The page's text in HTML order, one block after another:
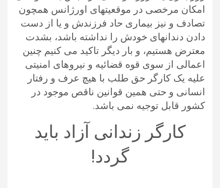
امکان مرخصی در موقعیتهای اورژانس همچون
تصادف و نیز بیماری حاد فرزندش و یا از دست
دادن دندانهای خودش را نداشته باشد، بشدت
معترض هستیم، و بار دیگر تاکید می کنیم چنین
اعمالی از سوی قوه قضائیه و نیروهای امنیتی
علیه یک‌ کارگر حق طلب با هیچ عرف و رفتار
انسانی و‌ حتی همین قوانین ناقص موجود در
کشور قابل توجیه نمی باشد.
کارگر زندانی آزاد باید
گردد!